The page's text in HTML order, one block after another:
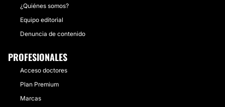
¿Quiénes somos?
Equipo editorial
Denuncia de contenido
PROFESIONALES
Acceso doctores
Plan Premium
Marcas